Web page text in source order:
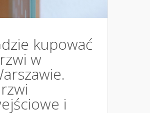
kupować
w
i